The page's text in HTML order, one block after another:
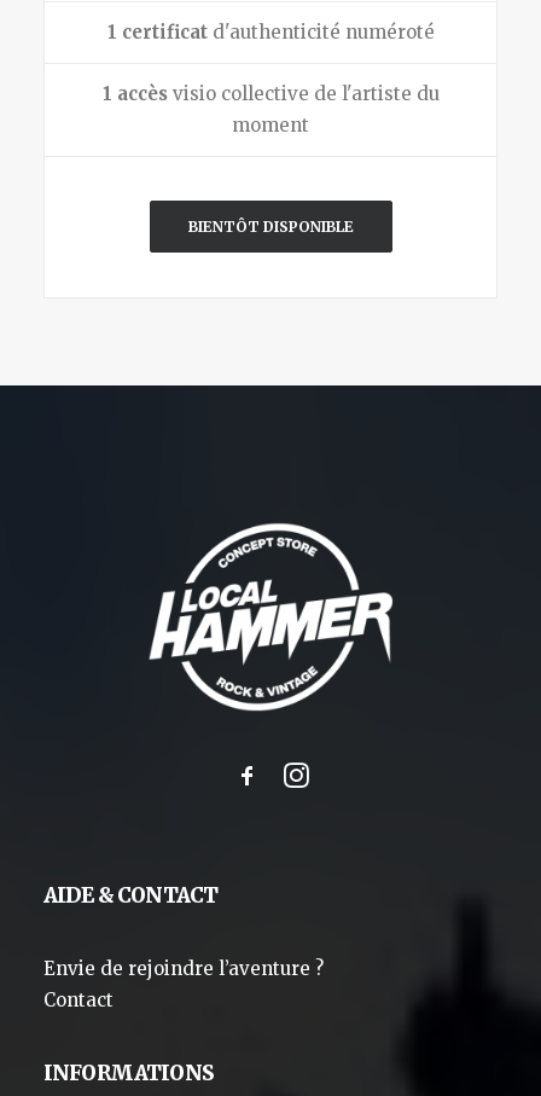
1 certificatd'authenticité numéroté
1 accèsvisio collective de l'artiste du
moment
BIENTÔT DISPONIBLE
AIDE & CONTACT
Envie de rejoindre l’aventure ?
Contact
INFORMATIONS